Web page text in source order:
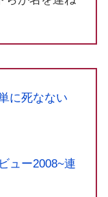
に死なない
ュー2008~連